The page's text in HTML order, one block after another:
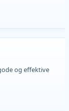
og effektive